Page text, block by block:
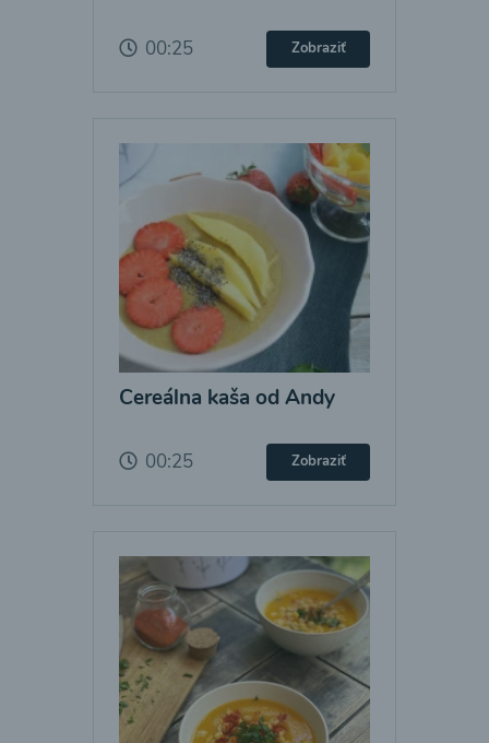
00:25 Zobraziť
Cereálna kaša od Andy
00:25 Zobraziť